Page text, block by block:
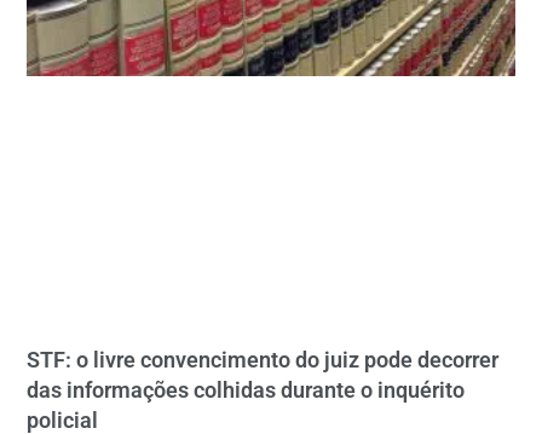
STF: o livre convencimento do juiz pode decorrer
das informações colhidas durante o inquérito
policial